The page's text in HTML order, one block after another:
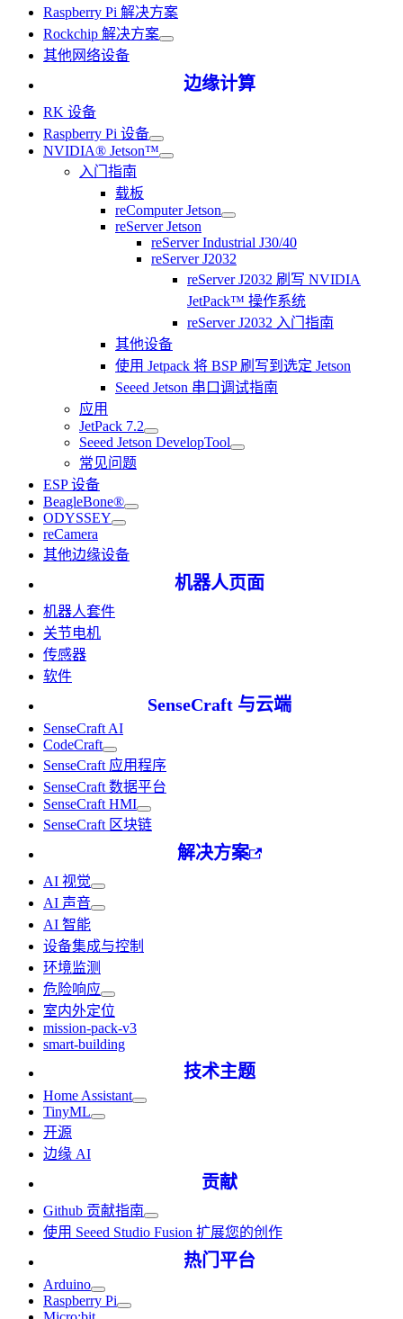
Raspberry Pi 解决方案
Rockchip 解决方案
其他网络设备
边缘计算
RK 设备
Raspberry Pi 设备
NVIDIA® Jetson™
入门指南
载板
reComputer Jetson
reServer Jetson
reServer Industrial J30/40
reServer J2032
reServer J2032 刷写 NVIDIA
JetPack™ 操作系统
reServer J2032 入门指南
其他设备
使用 Jetpack 将 BSP 刷写到选定 Jetson
Seeed Jetson 串口调试指南
应用
JetPack 7.2
Seeed Jetson DevelopTool
常见问题
ESP 设备
BeagleBone®
ODYSSEY
reCamera
其他边缘设备
机器人页面
机器人套件
关节电机
传感器
软件
SenseCraft 与云端
SenseCraft AI
CodeCraft
SenseCraft 应用程序
SenseCraft 数据平台
SenseCraft HMI
SenseCraft 区块链
解决方案
AI 视觉
AI 声音
AI 智能
设备集成与控制
环境监测
危险响应
室内外定位
mission-pack-v3
smart-building
技术主题
Home Assistant
TinyML
开源
边缘 AI
贡献
Github 贡献指南
使用 Seeed Studio Fusion 扩展您的创作
热门平台
Arduino
Raspberry Pi